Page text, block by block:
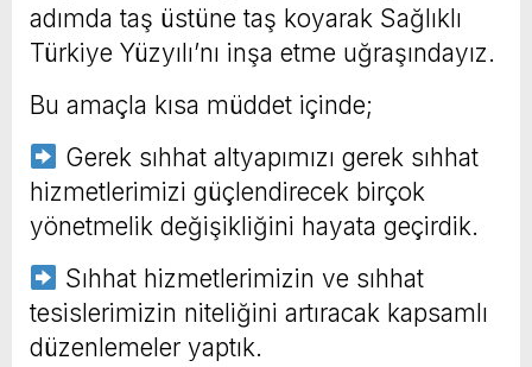
adımda taş üstüne taş koyarak Sağlıklı
Türkiye Yüzyılı’nı inşa etme uğraşındayız.
Bu amaçla kısa müddet içinde;
Gerek sıhhat altyapımızı gerek sıhhat
hizmetlerimizi güçlendirecek birçok
yönetmelik değişikliğini hayata geçirdik.
Sıhhat hizmetlerimizin ve sıhhat
tesislerimizin niteliğini artıracak kapsamlı
düzenlemeler yaptık.